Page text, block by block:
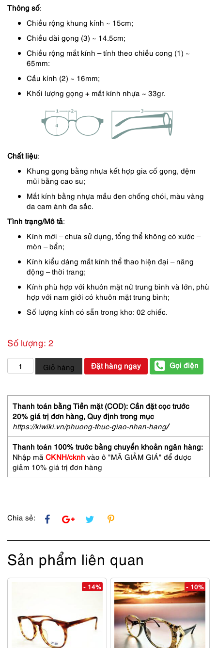
502,000 ₫.
Thông số:
Chiều rộng khung kính ~ 15cm;
Chiều dài gọng (3) ~ 14.5cm;
Chiều rộng mắt kính – tính theo chiều cong (1) ~
65mm:
Cầu kính (2) ~ 16mm;
Khối lượng gọng + mắt kính nhựa ~ 33gr.
Chất liệu:
Khung gọng bằng nhựa kết hợp gia cố gọng, đệm
mũi bằng cao su;
Mắt kính bằng nhựa mầu đen chống chói, màu vàng
da cam ánh đa sắc.
Tình trạng/Mô tả:
Kính mới – chưa sử dụng, tổng thể không có xước –
mòn – bẩn;
Kính kiểu dáng mắt kính thể thao hiện đại – năng
động – thời trang;
Kính phù hợp với khuôn mặt nữ trung bình và lớn, phù
hợp với nam giới có khuôn mặt trung bình;
Số lượng kính có sẵn trong kho: 02 chiếc.
Số lượng: 2
5875-
Kính
nam/nữ-
Kính
thể
thao-
Mới/Chưa
sử
dụng-
ORIGINAL
6274-
lượng
Giỏ hàng Đặt hàng ngay Gọi điện
Thanh toán bằng Tiền mặt (COD): Cần đặt cọc trước
20% giá trị đơn hàng, Quy định trong mục
https://kiwiki.vn/phuong-thuc-giao-nhan-hang/
Thanh toán 100% trước bằng chuyển khoản ngân hàng:
Nhập mã CKNH/cknh vào ô "MÃ GIẢM GIÁ" để được
giảm 10% giá trị đơn hàng
Chia sẻ:
Sản phẩm liên quan
- 14% - 10%